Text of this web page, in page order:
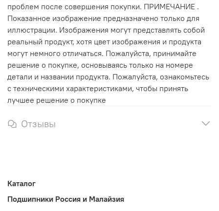
проблем после совершения покупки. ПРИМЕЧАНИЕ .
Показанное изображение предназначено только для
иллюстрации. Изображения могут представлять собой
реальный продукт, хотя цвет изображения и продукта
могут немного отличаться. Пожалуйста, принимайте
решение о покупке, основываясь только на номере
детали и названии продукта. Пожалуйста, ознакомьтесь
с техническими характеристиками, чтобы принять
лучшее решение о покупке
Отзывы
Каталог
Подшипники Россия и Малайзия